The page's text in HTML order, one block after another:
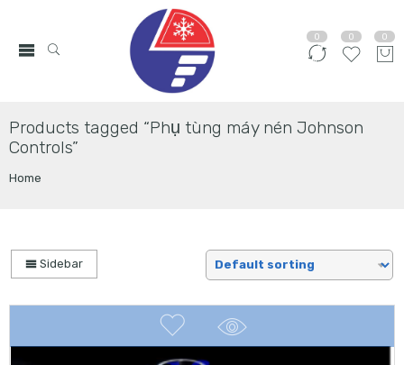
0 0 0
Products tagged “Phụ tùng máy nén Johnson
Controls”
Home
Sidebar